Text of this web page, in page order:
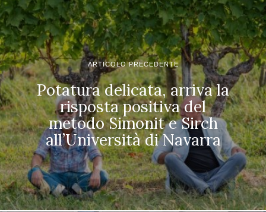
ARTICOLO PRECEDENTE
Potatura delicata, arriva la
risposta positiva del
metodo Simonit e Sirch
all’Università di Navarra